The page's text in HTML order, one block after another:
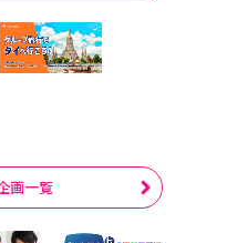
画一覧